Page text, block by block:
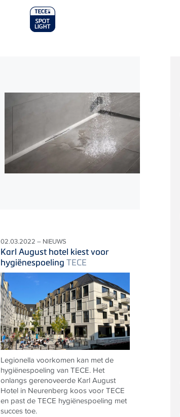
02.03.2022 – NIEUWS
Karl August hotel kiest voor
hygiënespoelingTECE
Legionella voorkomen kan met de
hygiënespoeling van TECE. Het
onlangs gerenoveerde Karl August
Hotel in Neurenberg koos voor TECE
en past de TECE hygiënespoeling met
succes toe.